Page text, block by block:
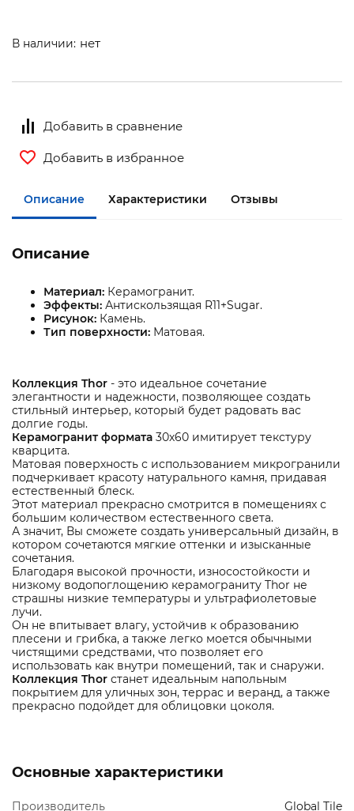
В наличии: нет
Добавить в сравнение
Добавить в избранное
Описание Характеристики Отзывы
Описание
Материал: Керамогранит.
Эффекты: Антискользящая R11+Sugar.
Рисунок: Камень.
Тип поверхности: Матовая.
Коллекция Thor - это идеальное сочетание
элегантности и надежности, позволяющее создать
стильный интерьер, который будет радовать вас
долгие годы.
Керамогранит формата 30х60 имитирует текстуру
кварцита.
Матовая поверхность с использованием микрогранили
подчеркивает красоту натурального камня, придавая
естественный блеск.
Этот материал прекрасно смотрится в помещениях с
большим количеством естественного света.
А значит, Вы сможете создать универсальный дизайн, в
котором сочетаются мягкие оттенки и изысканные
сочетания.
Благодаря высокой прочности, износостойкости и
низкому водопоглощению керамограниту Thor не
страшны низкие температуры и ультрафиолетовые
лучи.
Он не впитывает влагу, устойчив к образованию
плесени и грибка, а также легко моется обычными
чистящими средствами, что позволяет его
использовать как внутри помещений, так и снаружи.
Коллекция Thor станет идеальным напольным
покрытием для уличных зон, террас и веранд, а также
прекрасно подойдет для облицовки цоколя.
Основные характеристики
Производитель
Global Tile